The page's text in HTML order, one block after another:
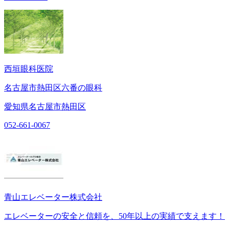
西垣眼科医院
名古屋市熱田区六番の眼科
愛知県名古屋市熱田区
052-661-0067
青山エレベーター株式会社
エレベーターの安全と信頼を、50年以上の実績で支えます！